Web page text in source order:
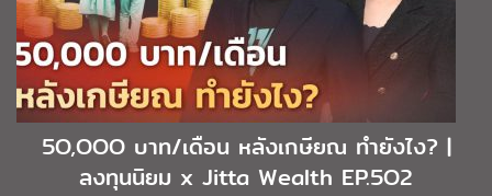
5O,OOO บาท/เดือน หลังเกษียณ ทำยังไง? |
ลงทุนนิยม x Jitta Wealth EP.5O2